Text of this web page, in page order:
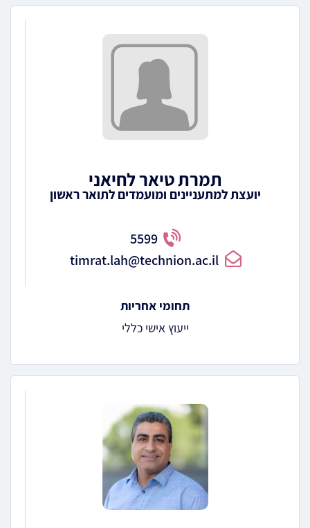
תמרת טיאר לחיאני
יועצת למתעניינים ומועמדים לתואר ראשון
5599
timrat.lah@technion.ac.il
תחומי אחריות
ייעוץ אישי כללי